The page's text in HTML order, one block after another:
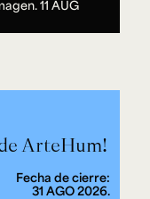
11 AUG
ArteHum!
Fecha de cierre:
31 AGO 2026.